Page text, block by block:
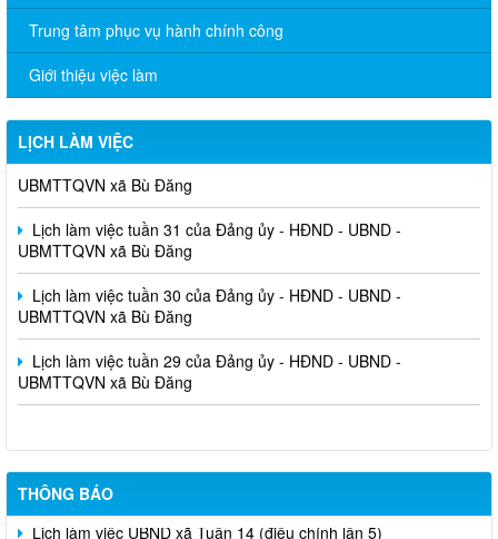
Trung tâm phục vụ hành chính công
Giới thiệu việc làm
LỊCH LÀM VIỆC
Lịch làm việc tuần 32 của Đảng ủy - HĐND - UBND -
UBMTTQVN xã Bù Đăng
Lịch làm việc tuần 31 của Đảng ủy - HĐND - UBND -
UBMTTQVN xã Bù Đăng
Lịch làm việc tuần 30 của Đảng ủy - HĐND - UBND -
UBMTTQVN xã Bù Đăng
Lịch làm việc tuần 29 của Đảng ủy - HĐND - UBND -
UBMTTQVN xã Bù Đăng
THÔNG BÁO
Lịch làm việc UBND xã Tuần 14 (điều chỉnh lần 5)